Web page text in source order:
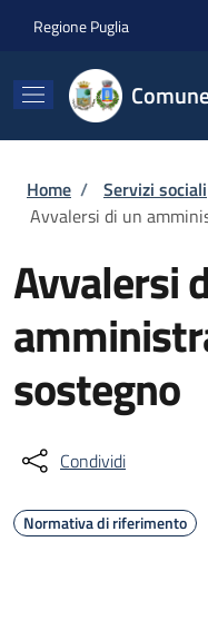
Regione Puglia
Briciole di
Home / Servizi sociali
Avvalersi di un
Avvalersi
sostegno
Condividi
Normativa di riferimento